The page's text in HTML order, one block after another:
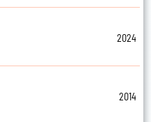
2024
2014